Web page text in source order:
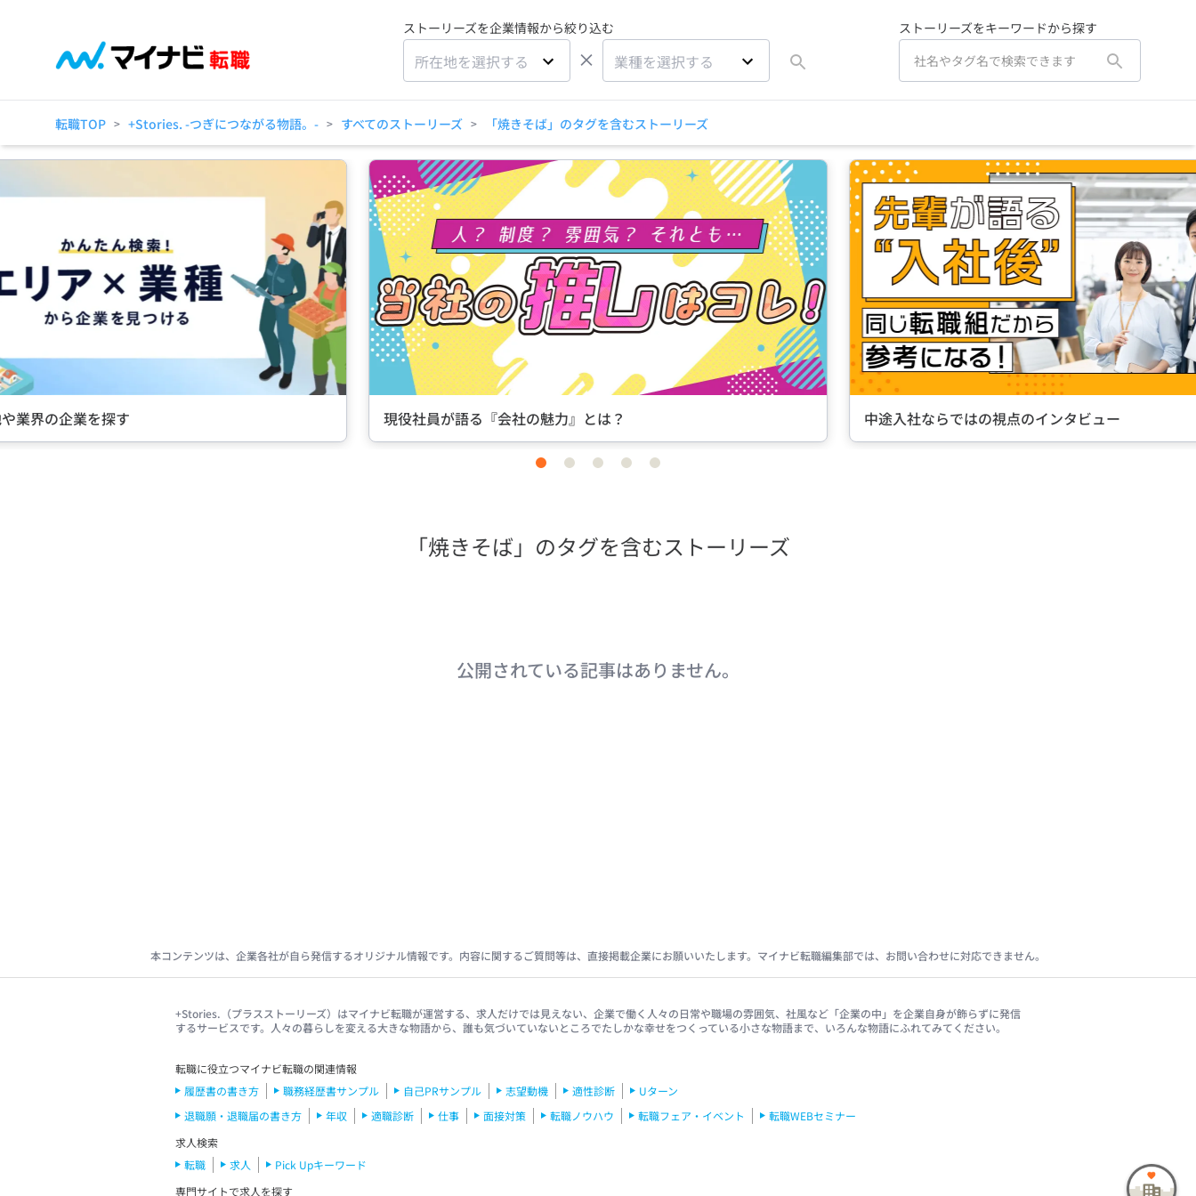
ストーリーズを企業情報から絞り込む
所在地を選択する × 業種を選択する
ストーリーズをキーワードから探す
転職TOP > +Stories. -つぎにつながる物語。- > すべてのストーリーズ > 「焼きそば」のタグを含むストーリーズ
現役社員が語る『会社の魅力』とは？ 中途入社ならではの視点のインタビュー 転職に成功した先
item item item item item
「焼きそば」のタグを含むストーリーズ
公開されている記事はありません。
本コンテンツは、企業各社が自ら発信するオリジナル情報です。内容に関するご質問等は、直接掲載企業にお願いいたします。マイナビ転職編集部では、お問い合わせに対応できません。
+Stories.（プラスストーリーズ）はマイナビ転職が運営する、求人だけでは見えない、企業で働く人々の日常や職場の雰囲気、社風など「企業の中」を企業自身が飾らずに発信
するサービスです。人々の暮らしを変える大きな物語から、誰も気づいていないところでたしかな幸せをつくっている小さな物語まで、いろんな物語にふれてみてください。
転職に役立つマイナビ転職の関連情報
履歴書の書き方
職務経歴書サンプル 自己PRサンプル 志望動機 適性診断
Uターン
退職願・退職届の書き方
年収 適職診断 仕事 面接対策 転職ノウハウ 転職フェア・イベント
転職WEBセミナー
求人検索
転職
求人
Pick Upキーワード
専門サイトで求人を探す